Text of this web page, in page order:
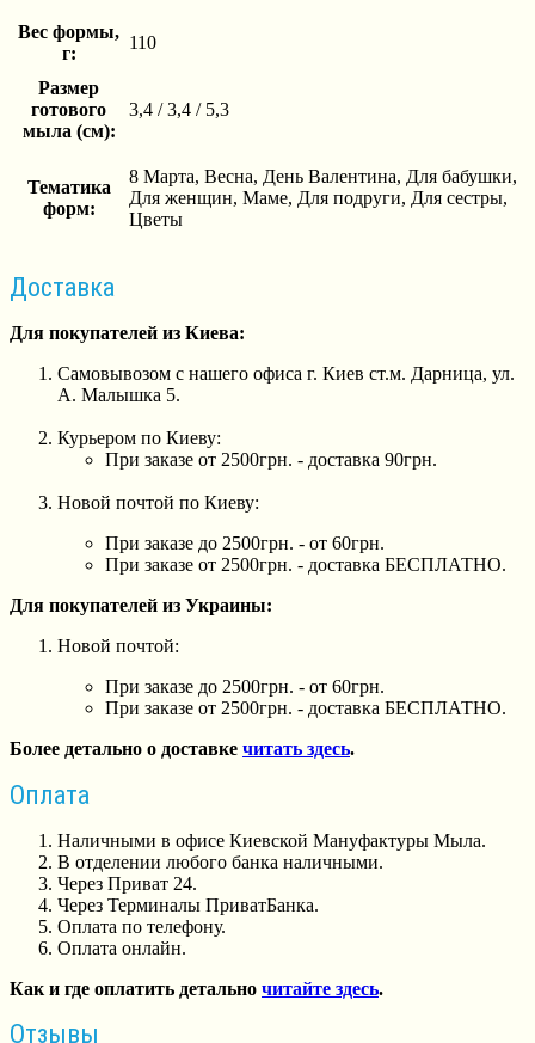
Вес формы,
г:
110
Размер
готового
мыла (см):
3,4 / 3,4 / 5,3
Тематика
форм:
8 Марта, Весна, День Валентина, Для бабушки,
Для женщин, Маме, Для подруги, Для сестры,
Цветы
Доставка
Для покупателей из Киева:
Самовывозом с нашего офиса г. Киев ст.м. Дарница, ул.
А. Малышка 5.
Курьером по Киеву:
При заказе от 2500грн. - доставка 90грн.
Новой почтой по Киеву:
При заказе до 2500грн. - от 60грн.
При заказе от 2500грн. - доставка БЕСПЛАТНО.
Для покупателей из Украины:
Новой почтой:
При заказе до 2500грн. - от 60грн.
При заказе от 2500грн. - доставка БЕСПЛАТНО.
Более детально о доставке читать здесь.
Оплата
Наличными в офисе Киевской Мануфактуры Мыла.
В отделении любого банка наличными.
Через Приват 24.
Через Терминалы ПриватБанка.
Оплата по телефону.
Оплата онлайн.
Как и где оплатить детально читайте здесь.
Отзывы